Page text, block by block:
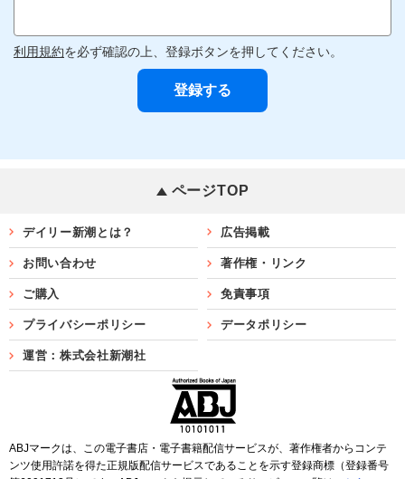
利用規約を必ず確認の上、登録ボタンを押してください。
ページTOP
デイリー新潮とは？ 広告掲載
お問い合わせ 著作権・リンク
ご購入 免責事項
プライバシーポリシー データポリシー
運営：株式会社新潮社
ABJマークは、この電子書店・電子書籍配信サービスが、著作権者からコンテ
ンツ使用許諾を得た正規版配信サービスであることを示す登録商標（登録番号